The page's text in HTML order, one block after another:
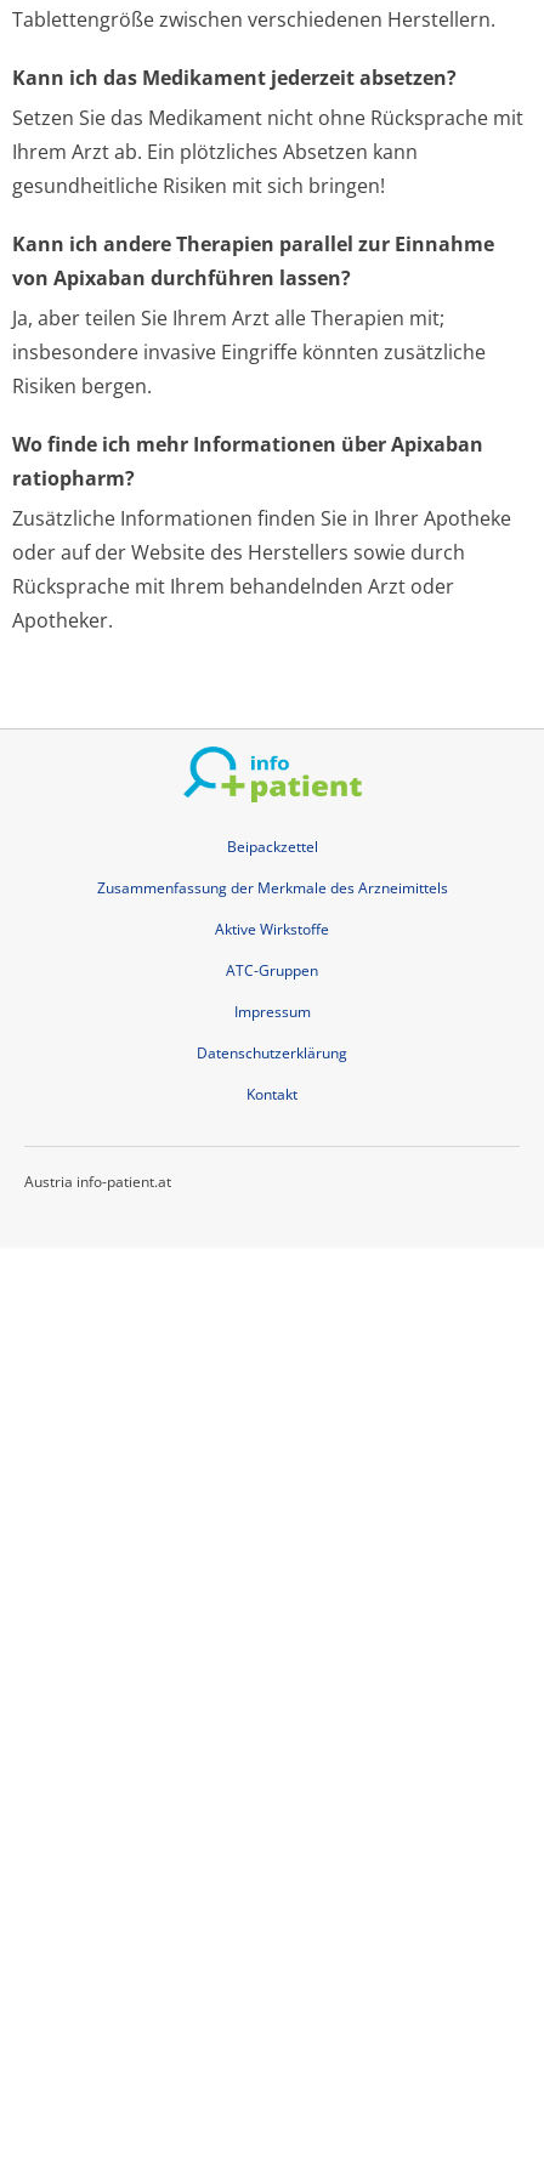
Tablettengröße zwischen verschiedenen Herstellern.
Kann ich das Medikament jederzeit absetzen?
Setzen Sie das Medikament nicht ohne Rücksprache mit
Ihrem Arzt ab. Ein plötzliches Absetzen kann
gesundheitliche Risiken mit sich bringen!
Kann ich andere Therapien parallel zur Einnahme
von Apixaban durchführen lassen?
Ja, aber teilen Sie Ihrem Arzt alle Therapien mit;
insbesondere invasive Eingriffe könnten zusätzliche
Risiken bergen.
Wo finde ich mehr Informationen über Apixaban
ratiopharm?
Zusätzliche Informationen finden Sie in Ihrer Apotheke
oder auf der Website des Herstellers sowie durch
Rücksprache mit Ihrem behandelnden Arzt oder
Apotheker.
Beipackzettel
Zusammenfassung der Merkmale des Arzneimittels
Aktive Wirkstoffe
ATC-Gruppen
Impressum
Datenschutzerklärung
Kontakt
Austria info-patient.at